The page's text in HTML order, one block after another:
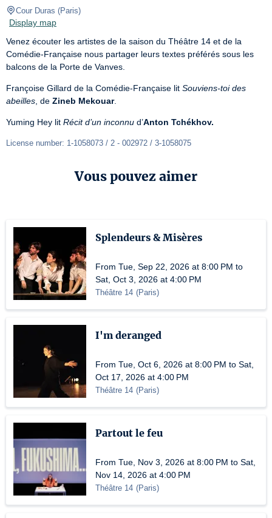
Cour Duras (Paris)
Display map
Venez écouter les artistes de la saison du Théâtre 14 et de la
Comédie-Française nous partager leurs textes préférés sous les
balcons de la Porte de Vanves.
Françoise Gillard de la Comédie-Française lit Souviens-toi des
abeilles , de Zineb Mekouar.
Yuming Hey lit Récit d’un inconnu d’Anton Tchékhov.
License number: 1-1058073 / 2 - 002972 / 3-1058075
Vous pouvez aimer
Splendeurs & Misères
From Tue, Sep 22, 2026 at 8:00 PM to
Sat, Oct 3, 2026 at 4:00 PM
Théâtre 14 (Paris)
I'm deranged
From Tue, Oct 6, 2026 at 8:00 PM to Sat,
Oct 17, 2026 at 4:00 PM
Théâtre 14 (Paris)
Partout le feu
From Tue, Nov 3, 2026 at 8:00 PM to Sat,
Nov 14, 2026 at 4:00 PM
Théâtre 14 (Paris)